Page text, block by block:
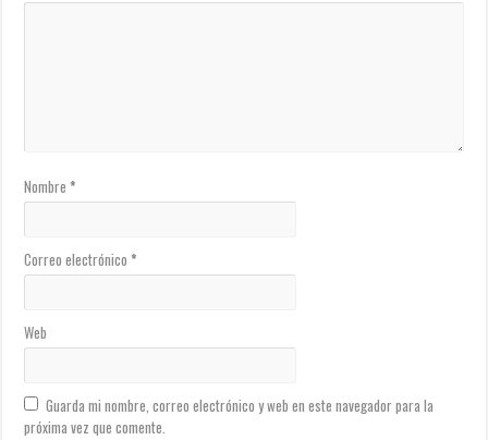
Nombre*
Correo electrónico*
Web
Guarda mi nombre, correo electrónico y web en este navegador para la
próxima vez que comente.